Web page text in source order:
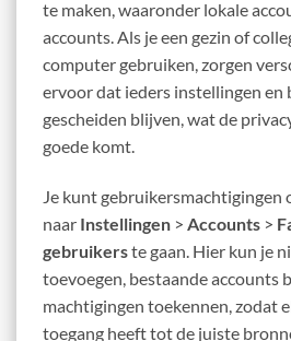
te maken, waaronder lokale
accounts. Als je een gezin of
computer gebruiken, zorgen
ervoor dat ieders instellingen en
gescheiden blijven, wat de
goede komt.
Je kunt gebruikersmachtigingen
naar Instellingen > Accounts >
gebruikerste gaan. Hier kun je
toevoegen, bestaande accounts
machtigingen toekennen, zodat
toegang heeft tot de juiste